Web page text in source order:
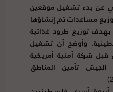
عن بدء تشغيل موقعين
مساعدات تم إنشاؤها
توزيع طرود غذائية
. وأوضح أن تشغيل
شركة أمنية أمريكية
الجيش تأمين المناطق